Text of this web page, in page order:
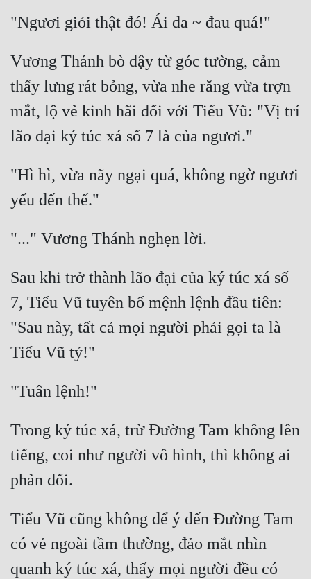
Vương Thánh bò dậy từ góc tường, cảm
thấy lưng rát bỏng, vừa nhe răng vừa trợn
mắt, lộ vẻ kinh hãi đối với Tiểu Vũ: "Vị trí
"Hì hì, vừa nãy ngại quá, không ngờ ngươi
Sau khi trở thành lão đại của ký túc xá số
7, Tiểu Vũ tuyên bố mệnh lệnh đầu tiên:
"Sau này, tất cả mọi người phải gọi ta là
Trong ký túc xá, trừ Đường Tam không lên
tiếng, coi như người vô hình, thì không ai
Tiểu Vũ cũng không để ý đến Đường Tam
có vẻ ngoài tầm thường, đảo mắt nhìn
quanh ký túc xá, thấy mọi người đều có